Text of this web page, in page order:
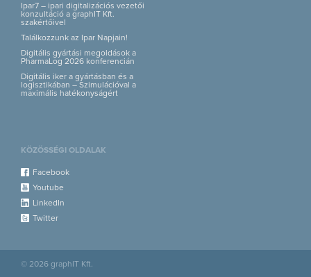
Ipar7 – ipari digitalizációs vezetői
konzultáció a graphIT Kft.
szakértőivel
Találkozzunk az Ipar Napjain!
Digitális gyártási megoldások a
PharmaLog 2026 konferencián
Digitális iker a gyártásban és a
logisztikában – Szimulációval a
maximális hatékonyságért
KÖZÖSSÉGI OLDALAK
Facebook
Youtube
LinkedIn
Twitter
© 2026 graphIT Kft.